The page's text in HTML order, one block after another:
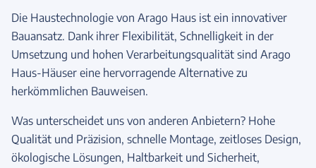
Die Haustechnologie von Arago Haus ist ein innovativer
Bauansatz. Dank ihrer Flexibilität, Schnelligkeit in der
Umsetzung und hohen Verarbeitungsqualität sind Arago
Haus-Häuser eine hervorragende Alternative zu
herkömmlichen Bauweisen.
Was unterscheidet uns von anderen Anbietern? Hohe
Qualität und Präzision, schnelle Montage, zeitloses Design,
ökologische Lösungen, Haltbarkeit und Sicherheit,